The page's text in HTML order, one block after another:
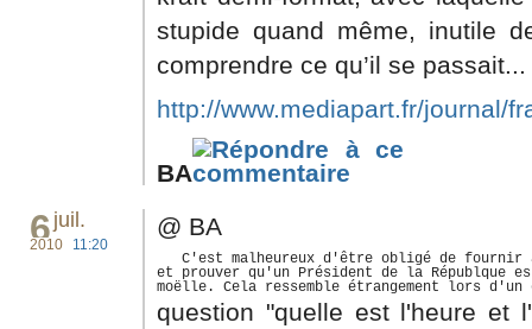
stupide quand même, inutile
comprendre ce qu’il se passait...
http://www.mediapart.fr/journal/
BA
6juil.
2010 11:20
@ BA
C'est malheureux d'être obligé de fournir
et prouver qu'un Président de la
moëlle. Cela ressemble étrangement lors d'un
question "quelle est l'heure et